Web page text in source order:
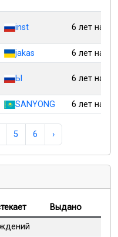
inst 6 лет назад
jakas 6 лет назад
Ы 6 лет назад
SANYONG 6 лет назад
5 6 ›
Выдано